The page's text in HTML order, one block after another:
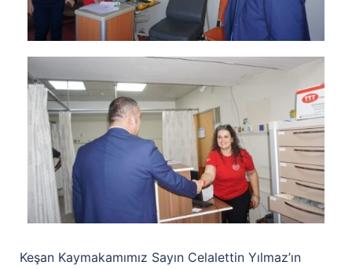
Keşan Kaymakamımız Sayın Celalettin Yılmaz’ın